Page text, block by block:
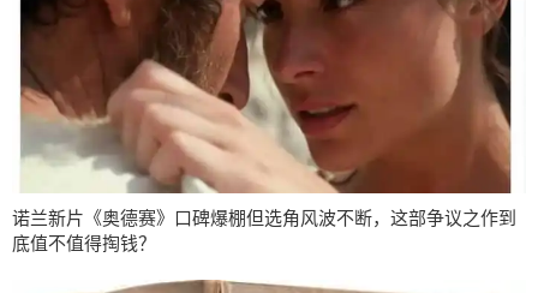
诺兰新片《奥德赛》口碑爆棚但选角风波不断，这部争议之作到
底值不值得掏钱？